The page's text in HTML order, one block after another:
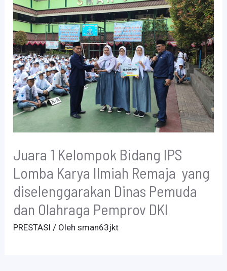
Juara 1 Kelompok Bidang IPS
Lomba Karya Ilmiah Remaja yang
diselenggarakan Dinas Pemuda
dan Olahraga Pemprov DKI
PRESTASI / Olehsman63jkt